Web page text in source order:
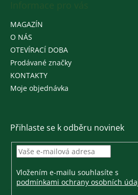
MAGAZÍN
O NÁS
OTEVÍRACÍ DOBA
Prodávané značky
KONTAKTY
Moje objednávka
Přihlaste se k odběru novinek
Vložením e-mailu souhlasíte s
podmínkami ochrany osobních